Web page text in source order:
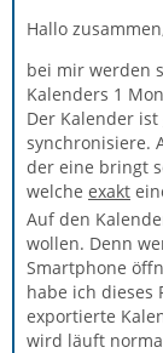
Hallo
bei mir werden
Kalenders 1
Der Kalender ist
synchronisiere.
der eine bringt
welche exakt
Auf den
wollen. Denn
Smartphone
habe ich dieses
exportierte
wird läuft